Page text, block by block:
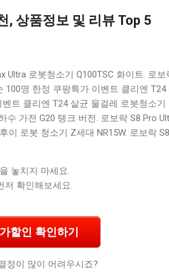
, 상품정보 및 리뷰 Top 5
Ultra 로봇청소기 Q100TSC 화이트. 로
100명 한정 쿠팡특가 이벤트 클리엔
트 클리엔 T24 살균 물걸레 로봇청소
가전 G20 탱크 버전. 로보락 S8 Pro
로봇 청소기 Z세대 NR15W. 로보락
놓치지 마세요.
저 확인해보세요.
할인 확인하기
정이 많이 어려우시죠?